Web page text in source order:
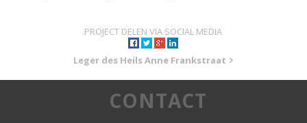
PROJECT DELEN VIA SOCIAL MEDIA
Leger des Heils Anne Frankstraat
CONTACT